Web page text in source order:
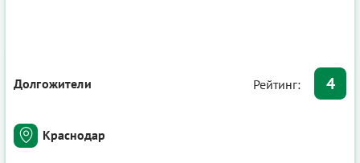
Долгожители Рейтинг: 4
Краснодар